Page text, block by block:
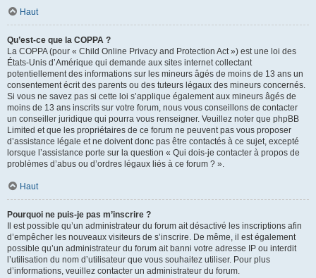
Haut
Qu’est-ce que la COPPA ?
La COPPA (pour « Child Online Privacy and Protection Act ») est une loi des
États-Unis d’Amérique qui demande aux sites internet collectant
potentiellement des informations sur les mineurs âgés de moins de 13 ans un
consentement écrit des parents ou des tuteurs légaux des mineurs concernés.
Si vous ne savez pas si cette loi s’applique également aux mineurs âgés de
moins de 13 ans inscrits sur votre forum, nous vous conseillons de contacter
un conseiller juridique qui pourra vous renseigner. Veuillez noter que phpBB
Limited et que les propriétaires de ce forum ne peuvent pas vous proposer
d’assistance légale et ne doivent donc pas être contactés à ce sujet, excepté
lorsque l’assistance porte sur la question « Qui dois-je contacter à propos de
problèmes d’abus ou d’ordres légaux liés à ce forum ? ».
Haut
Pourquoi ne puis-je pas m’inscrire ?
Il est possible qu’un administrateur du forum ait désactivé les inscriptions afin
d’empêcher les nouveaux visiteurs de s’inscrire. De même, il est également
possible qu’un administrateur du forum ait banni votre adresse IP ou interdit
l’utilisation du nom d’utilisateur que vous souhaitez utiliser. Pour plus
d’informations, veuillez contacter un administrateur du forum.